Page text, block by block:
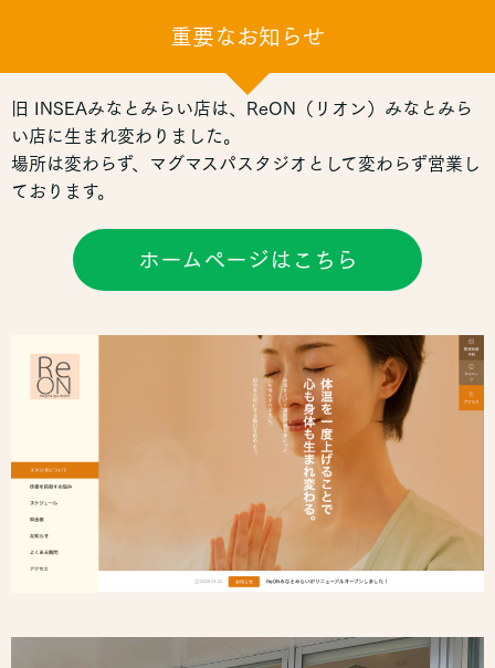
重要なお知らせ
旧 INSEAみなとみらい店は、ReON（リオン）みなとみら
い店に生まれ変わりました。
場所は変わらず、マグマスパスタジオとして変わらず営業し
ております。
ホームページはこちら